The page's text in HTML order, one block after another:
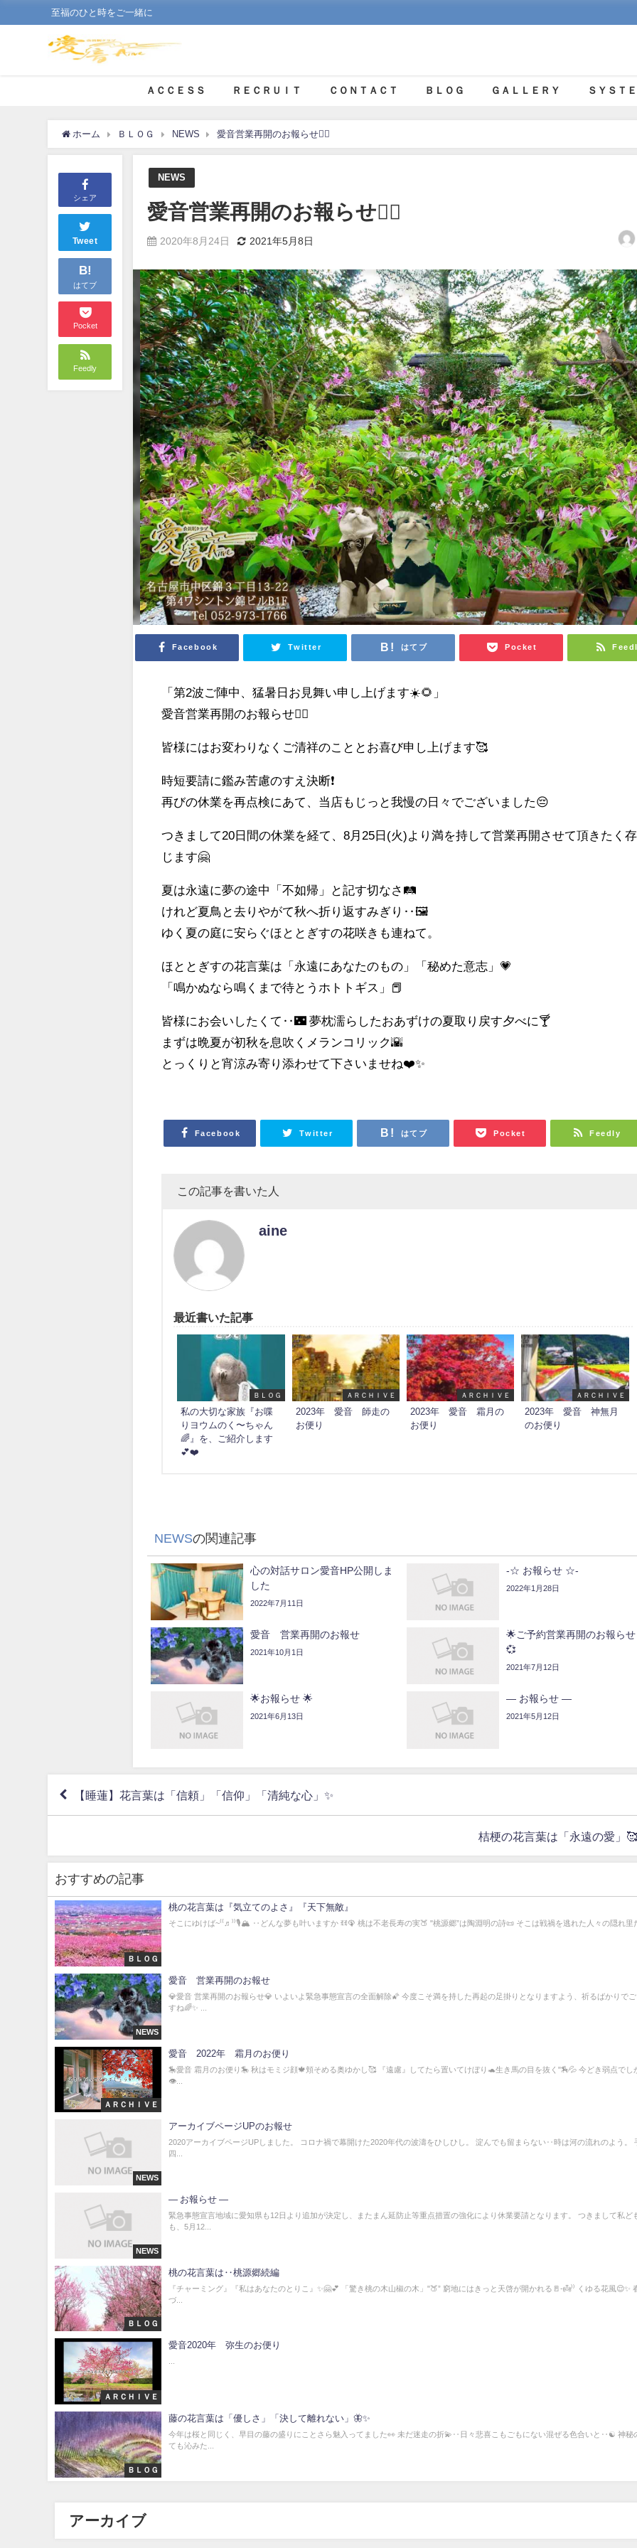
至福のひと時をご一緒に
ＡＣＣＥＳＳ ＲＥＣＲＵＩＴ ＣＯＮＴＡＣＴ ＢＬＯＧ ＧＡＬＬＥＲＹ ＳＹＳＴ
ホーム ＢＬＯＧ NEWS 愛音営業再開のお報らせ🙇‍♀
シェア
Tweet
B!
はてブ
Pocket
Feedly
NEWS
愛音営業再開のお報らせ🙇‍♀
2020年8月24日 2021年5月8日
Facebook Twitter はてブ Pocket
「第2波ご陣中、猛暑日お見舞い申し上げます☀️🌻」
愛音営業再開のお報らせ🙇‍♀
皆様にはお変わりなくご清祥のこととお喜び申し上げます🥰
時短要請に鑑み苦慮のすえ決断❗️
再びの休業を再点検にあて、当店もじっと我慢の日々でございました😔
つきまして20日間の休業を経て、8月25日(火)より満を持して営業再開させて頂きたく存
じます🤗
夏は永遠に夢の途中「不如帰」と記す切なさ🛤️
けれど夏鳥と去りやがて秋へ折り返すみぎり‥🖼️
ゆく夏の庭に安らぐほととぎすの花咲きも連ねて。
ほととぎすの花言葉は「永遠にあなたのもの」「秘めた意志」💗
「鳴かぬなら鳴くまで待とうホトトギス」📕
皆様にお会いしたくて‥🌃 夢枕濡らしたおあずけの夏取り戻す夕べに🍸
まずは晩夏が初秋を息吹くメランコリック🌇
とっくりと宵涼み寄り添わせて下さいませね❤️✨
Facebook Twitter はてブ Pocket Feedly
この記事を書いた人
aine
最近書いた記事
ＢＬＯＧ
私の大切な家族『お喋
りヨウムのく〜ちゃん
🌈』を、ご紹介します
💕❤️
ＡＲＣＨＩＶＥ
2023年 愛音 師走の
お便り
ＡＲＣＨＩＶＥ
2023年 愛音 霜月の
お便り
ＡＲＣＨＩＶＥ
2023年 愛音 神無月
のお便り
NEWSの関連記事
心の対話サロン愛音HP公開しま
した
2022年7月11日
-☆ お報らせ ☆-
2022年1月28日
愛音 営業再開のお報せ
2021年10月1日
🌟ご予約営業再開のお報ら
💞
2021年7月12日
🌟お報らせ 🌟
2021年6月13日
— お報らせ —
2021年5月12日
【睡蓮】花言葉は「信頼」「信仰」「清純な心」✨
桔梗の花言葉は「永遠の愛」
おすすめの記事
ＢＬＯＧ
桃の花言葉は『気立てのよさ』『天下無敵』
そこにゆけば~⁽⁽♬⁾⁾🎙🏔 ‥どんな夢も叶いますか ꉂꉂ🦚 桃は不老長寿の実🍑 "桃源郷”は陶淵明の詩📜 そこは戦禍を逃れた人々の隠れ里
NEWS
愛音 営業再開のお報せ
💎愛音 営業再開のお報らせ💎 いよいよ緊急事態宣言の全面解除🌠 今度こそ満を持した再起の足掛りとなりますよう、祈るばかりで
すね🌈✨ ...
ＡＲＣＨＩＶＥ
愛音 2022年 霜月のお便り
🎠愛音 霜月のお便り🎠 秋はモミジ顔🍁頬そめる奥ゆかし🥰 『遠慮』してたら置いてけぼり🐢生き馬の目を抜く"🏇💦 今どき弱点でし
👁‍...
NEWS
アーカイブページUPのお報せ
2020アーカイブページUPしました。 コロナ禍で幕開けた2020年代の波濤をひしひし。 淀んでも留まらない‥時は河の流れのよう。
四...
NEWS
— お報らせ —
緊急事態宣言地域に愛知県も12日より追加が決定し、またまん延防止等重点措置の強化により休業要請となります。 つきまして私ど
も、5月12...
ＢＬＯＧ
桃の花言葉は‥桃源郷続編
『チャーミング』『私はあなたのとりこ』✨🤗💕 「驚き桃の木山椒の木」"🍑” 窮地にはきっと天啓が開かれる🚪-👼⁾⁾ くゆる花風😌✨
づ...
ＡＲＣＨＩＶＥ
愛音2020年 弥生のお便り
...
ＢＬＯＧ
藤の花言葉は「優しさ」「決して離れない」🦋✨
今年は桜と同じく、早目の藤の盛りにことさら魅入ってました👀 未だ迷走の折💫‥日々悲喜こもごもにない混ぜる色合いと‥☯ 神秘
ても沁みた...
アーカイブ